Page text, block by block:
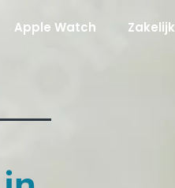
Apple Watch Zakelijk